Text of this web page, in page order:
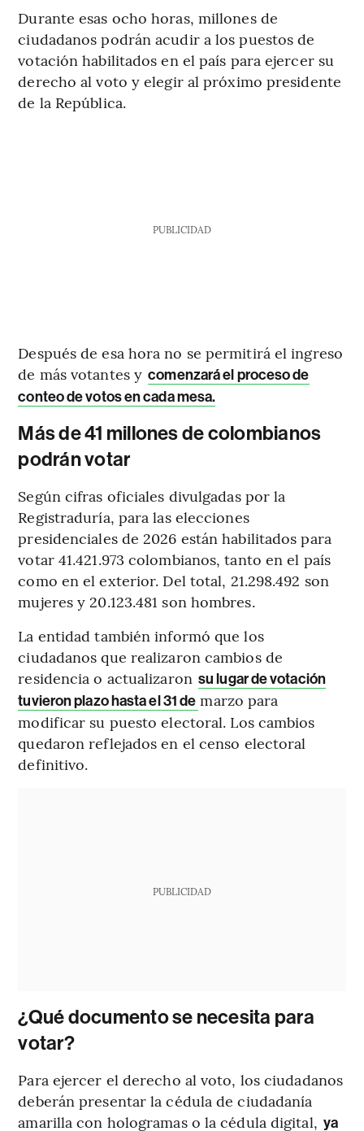
Durante esas ocho horas, millones de
ciudadanos podrán acudir a los puestos de
votación habilitados en el país para ejercer su
derecho al voto y elegir al próximo presidente
de la República.
PUBLICIDAD
Después de esa hora no se permitirá el ingreso
de más votantes y comenzará el proceso de
conteo de votos en cada mesa.
Más de 41 millones de colombianos
podrán votar
Según cifras oficiales divulgadas por la
Registraduría, para las elecciones
presidenciales de 2026 están habilitados para
votar 41.421.973 colombianos, tanto en el país
como en el exterior. Del total, 21.298.492 son
mujeres y 20.123.481 son hombres.
La entidad también informó que los
ciudadanos que realizaron cambios de
residencia o actualizaron su lugar de votación
tuvieron plazo hasta el 31 de marzo para
modificar su puesto electoral. Los cambios
quedaron reflejados en el censo electoral
definitivo.
PUBLICIDAD
¿Qué documento se necesita para
votar?
Para ejercer el derecho al voto, los ciudadanos
deberán presentar la cédula de ciudadanía
amarilla con hologramas o la cédula digital, ya